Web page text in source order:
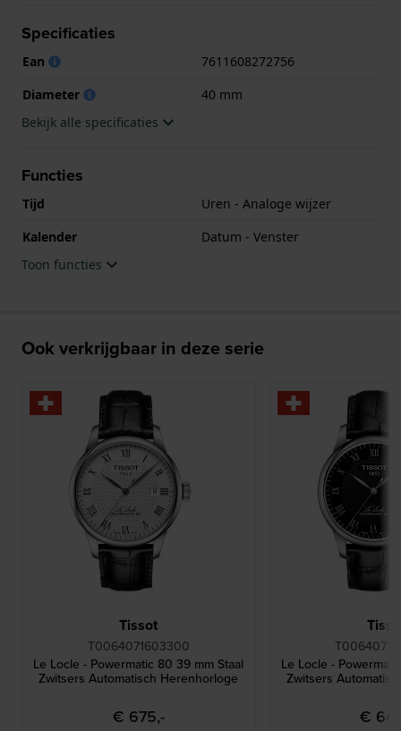
Specificaties
Ean
7611608272756
Diameter
40 mm
Bekijk alle specificaties
Functies
Tijd
Uren - Analoge wijzer
Kalender
Datum - Venster
Toon functies
Ook verkrijgbaar in deze serie
Tissot
T0064071603300
Le Locle - Powermatic 80 39 mm Staal
Zwitsers Automatisch Herenhorloge
€ 675,-
Le Locle -
Zwitsers
€